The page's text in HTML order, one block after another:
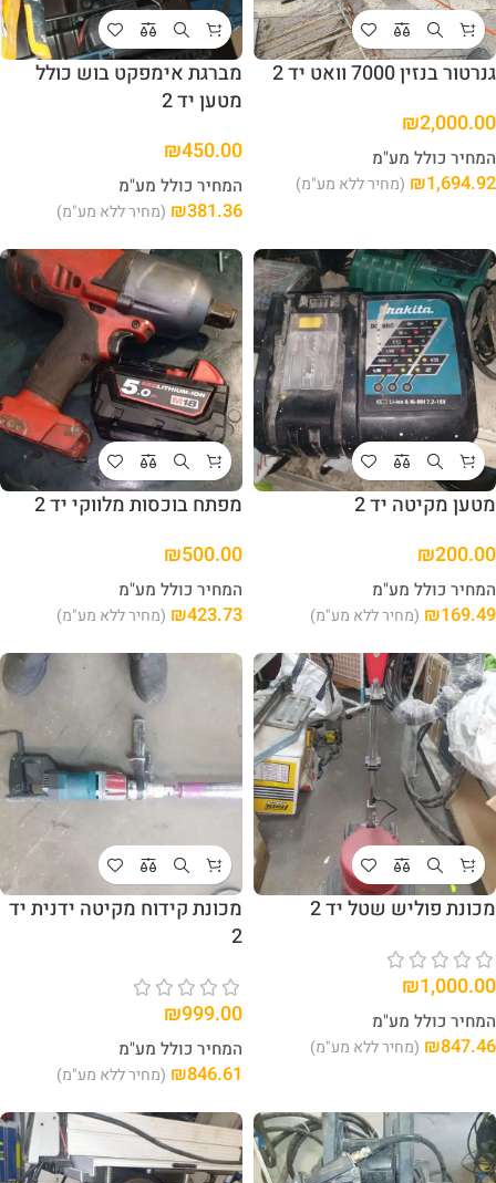
גנרטור בנזין 7000 וואט יד 2
₪2,000.00
המחיר כולל מע"מ
₪1,694.92 (מחיר ללא מע"מ)
מברגת אימפקט בוש כולל
מטען יד 2
₪450.00
המחיר כולל מע"מ
₪381.36 (מחיר ללא מע"מ)
מטען מקיטה יד 2
₪200.00
המחיר כולל מע"מ
₪169.49 (מחיר ללא מע"מ)
מפתח בוכסות מלווקי יד 2
₪500.00
המחיר כולל מע"מ
₪423.73 (מחיר ללא מע"מ)
מכונת פוליש שטל יד 2
₪1,000.00
המחיר כולל מע"מ
₪847.46 (מחיר ללא מע"מ)
מכונת קידוח מקיטה ידנית יד
2
₪999.00
המחיר כולל מע"מ
₪846.61 (מחיר ללא מע"מ)